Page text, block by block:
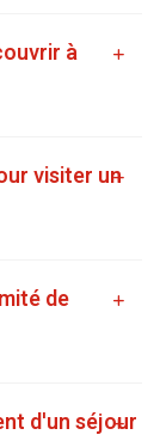
à
visiter un
de
d'un séjour